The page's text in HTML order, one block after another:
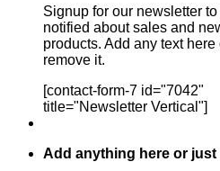
Signup for our newsletter to
notified about sales and
products. Add any text here
remove it.
[contact-form-7 id="7042"
title="Newsletter Vertical"]
Add anything here or just